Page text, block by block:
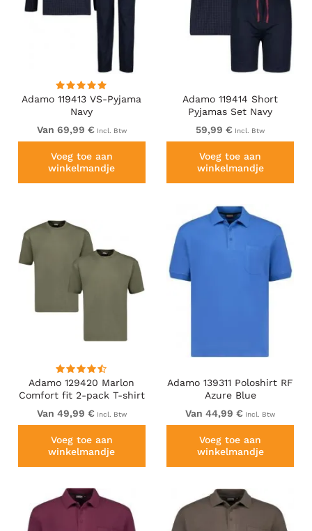
Adamo 119413 VS-Pyjama
Navy
Van 69,99 € Incl. Btw
Voeg toe aan
winkelmandje
Adamo 119414 Short
Pyjamas Set Navy
59,99 € Incl. Btw
Voeg toe aan
winkelmandje
Adamo 129420 Marlon
Comfort fit 2-pack T-shirt
Olive Green
Van 49,99 € Incl. Btw
Voeg toe aan
winkelmandje
Adamo 139311 Poloshirt RF
Azure Blue
Van 44,99 € Incl. Btw
Voeg toe aan
winkelmandje